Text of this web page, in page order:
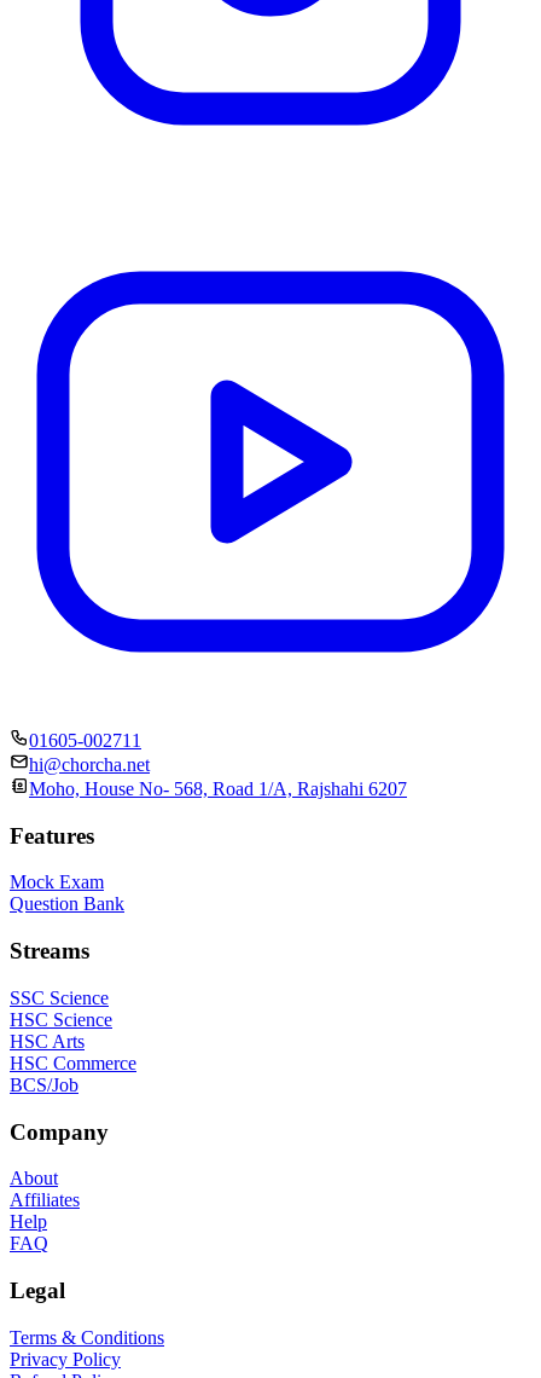
01605-002711
hi@chorcha.net
Moho, House No- 568, Road 1/A, Rajshahi 6207
Features
Mock Exam
Question Bank
Streams
SSC Science
HSC Science
HSC Arts
HSC Commerce
BCS/Job
Company
About
Affiliates
Help
FAQ
Legal
Terms & Conditions
Privacy Policy